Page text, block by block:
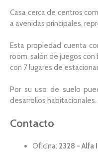
Casa cerca de centros
a avenidas principales,
Esta propiedad cuenta
room, salón de juegos con
con 7 lugares de
Por su uso de suelo
desarrollos habitacionales.
Contacto
Oficina: 2328 - Alfa